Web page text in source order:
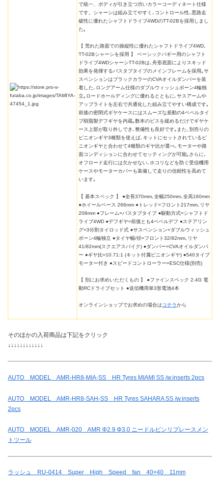
で統一、ボディが引き立つ渋いカラーコーディネート仕様
です。シャーシは組み立てやすく､コントロール性､悪路走
破性に優れたシャフトドライブ4WDのTT-02Bを採用しまし
た｡
【 荒れた路面での操縦性に優れたシャフトドライブ4WD､
TT-02Bシャーシを採用 】 ベーシックバギー用のシャフト
ドライブ4WDシャーシTT-02Bは､舟形底面によりスキッド
効果を発揮するバスタブタイプのメインフレームを採用｡サ
スペンションはブラックカラーのCVAオイルダンパーを装
着した､ロングアーム仕様のダブルウィッシュボーン4輪独
立｡ロードホールディングに優れるとともに､サスアームや
アップライトを左右で共通化した組み立てやすい構成です｡
前後の密閉式ギヤケースにはスムーズな差動の4ベベルタイ
プ樹脂製デフギヤを内蔵｡数本のビスを緩めるだけでギヤケ
ース上部が取り外しでき､整備性も良好です｡また､別売りの
ピニオンギヤ3種類を使えば､キットにセットされているピ
ニオンギヤと合わせて4種類のギヤ比が選べ､モーターや路
面コンディションに合わせてセッティングが可能｡さらに､
オフロード走行には欠かせない､ホコリなどを防ぐ受信機用
ケースやモーターカバーも装備して走りの信頼性を高めて
います｡
【 基本スペック 】 ●全長370mm､全幅250mm､全高160mm
●ホイールベース 266mm ●トレッド=フロント217mm､リヤ
208mm ●フレーム=バスタブタイプ ●駆動方式=シャフトド
ライブ4WD ●デフギヤ=前後とも4ベベルデフ ●ステアリン
グ=3分割タイロッド式 ●サスペンション=ダブルウィッシュ
ボーン4輪独立 ●タイヤ幅/径=フロント32/82mm､リヤ
41/82mm(スクエアスパイク) ●ダンパー=CVAオイルダンパ
ー ●ギヤ比=10.71:1 (キット付属ピニオンギヤ) ●540タイプ
モーター付き ●スピードコントローラー=ESC仕様(別売)
【 別にお求めいただくもの 】 ●ファインスペック 2.4G 電
動RCドライブセット ●送信機用単3形電池4本
オンラインショップでお求めの場合はコチラから
そのほかの入荷商品は下記をクリック
↓↓↓↓↓↓↓↓↓↓↓↓
AUTO MODEL AMR-HR8-MIA-SS HR Tyres MIAMI SS /w.inserts 2pcs
AUTO MODEL AMR-HR8-SAH-SS HR Tyres SAHARA SS /w.inserts
2pcs
AUTO MODEL AMR-020 AMR Φ2.9 Φ3.0 ニードルピンリプレースメン
トツール
ラッシュ RU-0414 Super High Speed fan 40×40 11mm